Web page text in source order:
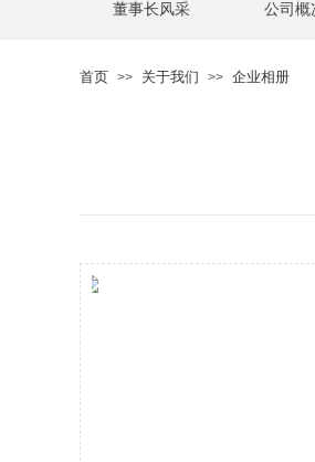
董事长风采 公司概
首页 >> 关于我们 >> 企业相册